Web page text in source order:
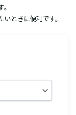
ときに便利です。